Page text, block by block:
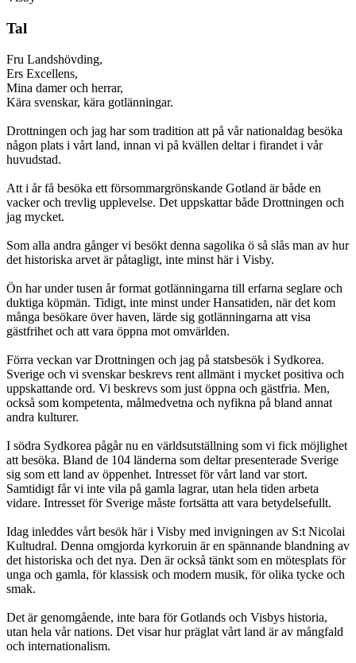
Tal
Fru Landshövding,
Ers Excellens,
Mina damer och herrar,
Kära svenskar, kära gotlänningar.
Drottningen och jag har som tradition att på vår nationaldag besöka
någon plats i vårt land, innan vi på kvällen deltar i firandet i vår
huvudstad.
Att i år få besöka ett försommargrönskande Gotland är både en
vacker och trevlig upplevelse. Det uppskattar både Drottningen och
jag mycket.
Som alla andra gånger vi besökt denna sagolika ö så slås man av hur
det historiska arvet är påtagligt, inte minst här i Visby.
Ön har under tusen år format gotlänningarna till erfarna seglare och
duktiga köpmän. Tidigt, inte minst under Hansatiden, när det kom
många besökare över haven, lärde sig gotlänningarna att visa
gästfrihet och att vara öppna mot omvärlden.
Förra veckan var Drottningen och jag på statsbesök i Sydkorea.
Sverige och vi svenskar beskrevs rent allmänt i mycket positiva och
uppskattande ord. Vi beskrevs som just öppna och gästfria. Men,
också som kompetenta, målmedvetna och nyfikna på bland annat
andra kulturer.
I södra Sydkorea pågår nu en världsutställning som vi fick möjlighet
att besöka. Bland de 104 länderna som deltar presenterade Sverige
sig som ett land av öppenhet. Intresset för vårt land var stort.
Samtidigt får vi inte vila på gamla lagrar, utan hela tiden arbeta
vidare. Intresset för Sverige måste fortsätta att vara betydelsefullt.
Idag inleddes vårt besök här i Visby med invigningen av S:t Nicolai
Kultudral. Denna omgjorda kyrkoruin är en spännande blandning av
det historiska och det nya. Den är också tänkt som en mötesplats för
unga och gamla, för klassisk och modern musik, för olika tycke och
smak.
Det är genomgående, inte bara för Gotlands och Visbys historia,
utan hela vår nations. Det visar hur präglat vårt land är av mångfald
och internationalism.